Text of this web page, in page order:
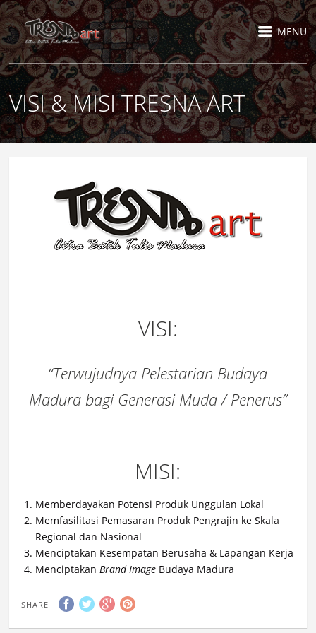
MENU
VISI & MISI TRESNA ART
VISI:
“Terwujudnya Pelestarian Budaya
Madura bagi Generasi Muda / Penerus”
MISI:
Memberdayakan Potensi Produk Unggulan Lokal
Memfasilitasi Pemasaran Produk Pengrajin ke Skala
Regional dan Nasional
Menciptakan Kesempatan Berusaha & Lapangan Kerja
MenciptakanBrand Image Budaya Madura
SHARE